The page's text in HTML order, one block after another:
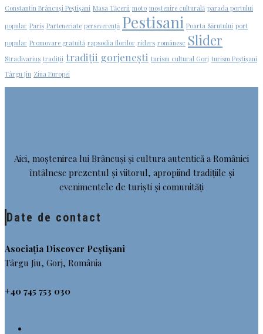
Constantin Brâncuși Peștișani Masa Tăcerii moto moștenire culturală parada portului
popular Paris Parteneriate perseverență Pestisani Poarta Sărutului port
popular Promovare gratuită rapsodia florilor riders românesc Slider
Stradivarius tradiții tradiții gorjenești turism cultural Gorj turism Peștișani
Târgu Jiu Ziua Europei
Aici, moștenirea lui Brâncuși și cultura autentică a României
întâlnesc prezentul și viitorul, apropiind tradițiile și
evenimentele de turiști și comunități
Date de contact
Asociația Discover Peștișani
Târgu Jiu, Gorj, România
+40 745 753 030